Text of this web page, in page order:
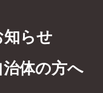
知らせ
治体の方へ